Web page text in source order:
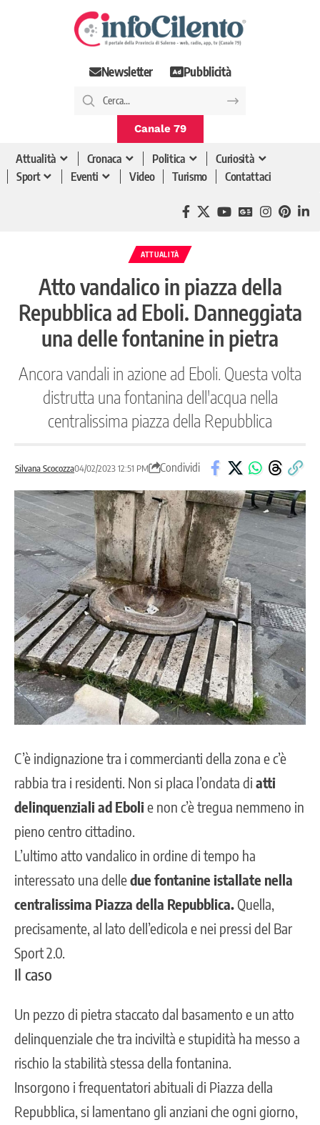
Newsletter Pubblicità
Canale 79
Attualità Cronaca Politica
Curiosità
Sport
Eventi Video Turismo Contattaci
ATTUALITÀ
Atto vandalico in piazza della
Repubblica ad Eboli. Danneggiata
una delle fontanine in pietra
Ancora vandali in azione ad Eboli. Questa volta
distrutta una fontanina dell'acqua nella
centralissima piazza della Repubblica
Silvana Scocozza04/02/2023 12:51 PM Condividi
C’è indignazione tra i commercianti della zona e c’è
rabbia tra i residenti. Non si placa l’ondata di atti
delinquenziali ad Ebolie non c’è tregua nemmeno in
pieno centro cittadino.
L’ultimo atto vandalico in ordine di tempo ha
interessato una delledue fontanine istallate nella
centralissima Piazza della Repubblica.Quella,
precisamente, al lato dell’edicola e nei pressi del Bar
Sport 2.0.
Il caso
Un pezzo di pietra staccato dal basamento e un atto
delinquenziale che tra inciviltà e stupidità ha messo a
rischio la stabilità stessa della fontanina.
Insorgono i frequentatori abituali di Piazza della
Repubblica, si lamentano gli anziani che ogni giorno,